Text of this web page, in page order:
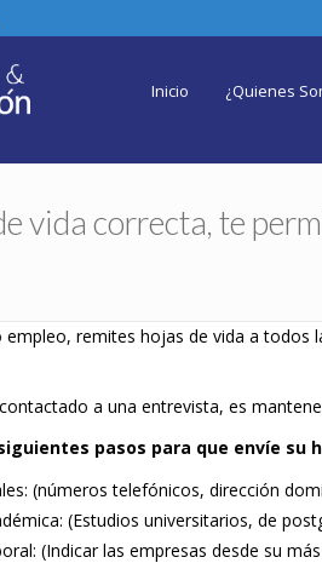
Inicio ¿Quienes
vida correcta, te
empleo, remites hojas de vida a
a una entrevista, es
pasos para que envíe su
(números telefónicos, dirección
(Estudios universitarios, de
(Indicar las empresas desde su